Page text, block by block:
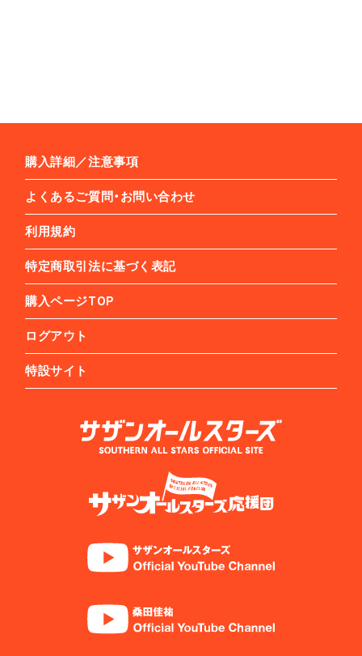
購入詳細／注意事項
よくあるご質問・お問い合わせ
利用規約
特定商取引法に基づく表記
購入ページTOP
ログアウト
特設サイト